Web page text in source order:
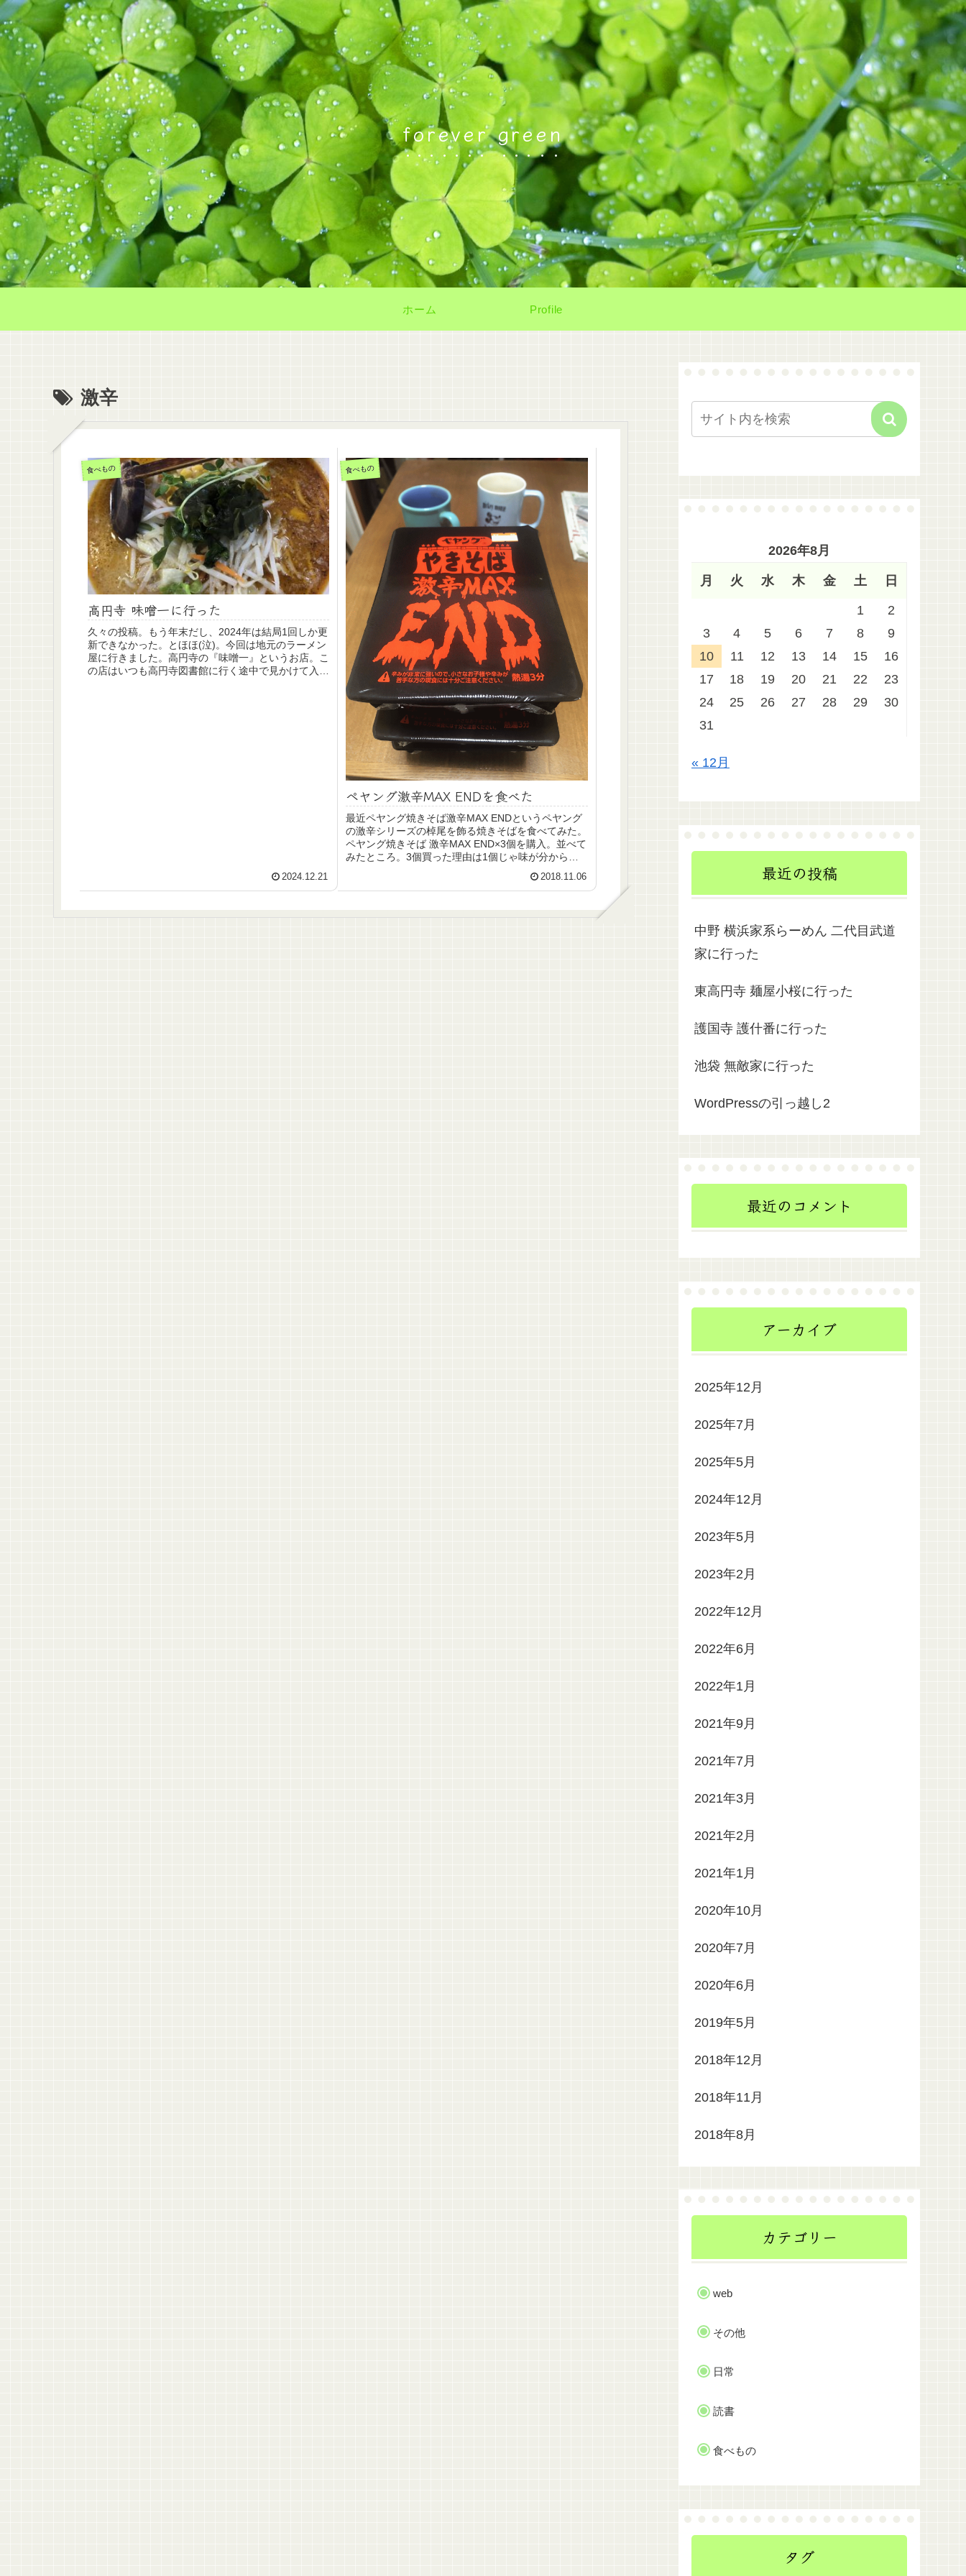
forever green
ホーム Profile
激辛
食べもの
高円寺 味噌一に行った
久々の投稿。もう年末だし、2024年は結局1回しか更
新できなかった。とほほ(泣)。今回は地元のラーメン
屋に行きました。高円寺の『味噌一』というお店。こ
の店はいつも高円寺図書館に行く途中で見かけて入ろ
2024.12.21
食べもの
ペヤング激辛MAX ENDを食べた
最近ペヤング焼きそば激辛MAX ENDというペヤング
の激辛シリーズの棹尾を飾る焼きそばを食べてみた。
ペヤング焼きそば 激辛MAX END×3個を購入。並べて
みたところ。3個買った理由は1個じゃ味が分からな
2018.11.06
2026年8月
月 火 水 木 金 土 日
1
2
3
4 5 6 7 8
9
10
11 12 13 14 15
16
17
18 19 20 21 22
23
24
25 26 27 28 29
30
31
« 12月
最近の投稿
中野 横浜家系らーめん 二代目武道
家に行った
東高円寺 麺屋小桜に行った
護国寺 護什番に行った
池袋 無敵家に行った
WordPressの引っ越し2
最近のコメント
アーカイブ
2025年12月
2025年7月
2025年5月
2024年12月
2023年5月
2023年2月
2022年12月
2022年6月
2022年1月
2021年9月
2021年7月
2021年3月
2021年2月
2021年1月
2020年10月
2020年7月
2020年6月
2019年5月
2018年12月
2018年11月
2018年8月
カテゴリー
web
その他
日常
読書
食べもの
タグ